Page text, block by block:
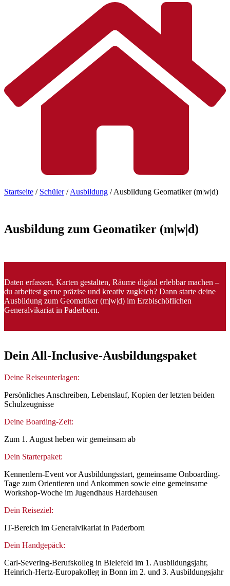
Startseite / Schüler/Ausbildung /Ausbildung Geomatiker (m|w|d)
Ausbildung zum Geomatiker (m|w|d)
Daten erfassen, Karten gestalten, Räume digital erlebbar machen –
du arbeitest gerne präzise und kreativ zugleich? Dann starte deine
Ausbildung zum Geomatiker (m|w|d) im Erzbischöflichen
Generalvikariat in Paderborn.
Dein All-Inclusive-Ausbildungspaket
Deine Reiseunterlagen:
Persönliches Anschreiben, Lebenslauf, Kopien der letzten beiden
Schulzeugnisse
Deine Boarding-Zeit:
Zum 1. August heben wir gemeinsam ab
Dein Starterpaket:
Kennenlern-Event vor Ausbildungsstart, gemeinsame Onboarding-
Tage zum Orientieren und Ankommen sowie eine gemeinsame
Workshop-Woche im Jugendhaus Hardehausen
Dein Reiseziel:
IT-Bereich im Generalvikariat in Paderborn
Dein Handgepäck:
Carl-Severing-Berufskolleg in Bielefeld im 1. Ausbildungsjahr,
Heinrich-Hertz-Europakolleg in Bonn im 2. und 3. Ausbildungsjahr